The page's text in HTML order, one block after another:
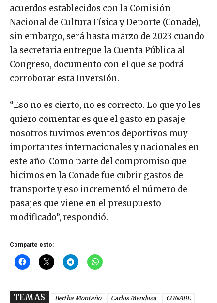
acuerdos establecidos con la Comisión
Nacional de Cultura Física y Deporte (Conade),
sin embargo, será hasta marzo de 2023 cuando
la secretaria entregue la Cuenta Pública al
Congreso, documento con el que se podrá
corroborar esta inversión.
“Eso no es cierto, no es correcto. Lo que yo les
quiero comentar es que el gasto en pasaje,
nosotros tuvimos eventos deportivos muy
importantes internacionales y nacionales en
este año. Como parte del compromiso que
hicimos en la Conade fue cubrir gastos de
transporte y eso incrementó el número de
pasajes que viene en el presupuesto
modificado”, respondió.
Comparte esto:
TEMAS Bertha Montaño Carlos Mendoza
CONADE